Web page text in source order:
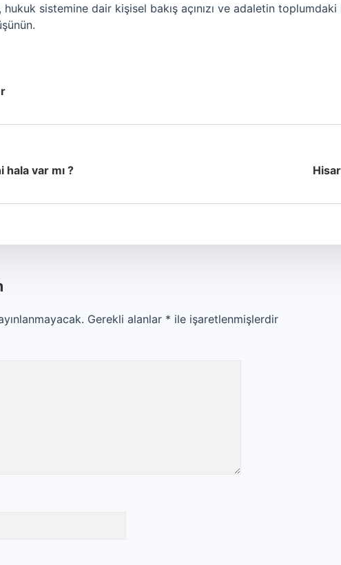
sistemine dair kişisel bakış açınızı ve adaletin toplumdaki
var mı ?
Gerekli alanlar * ile işaretlenmişlerdir